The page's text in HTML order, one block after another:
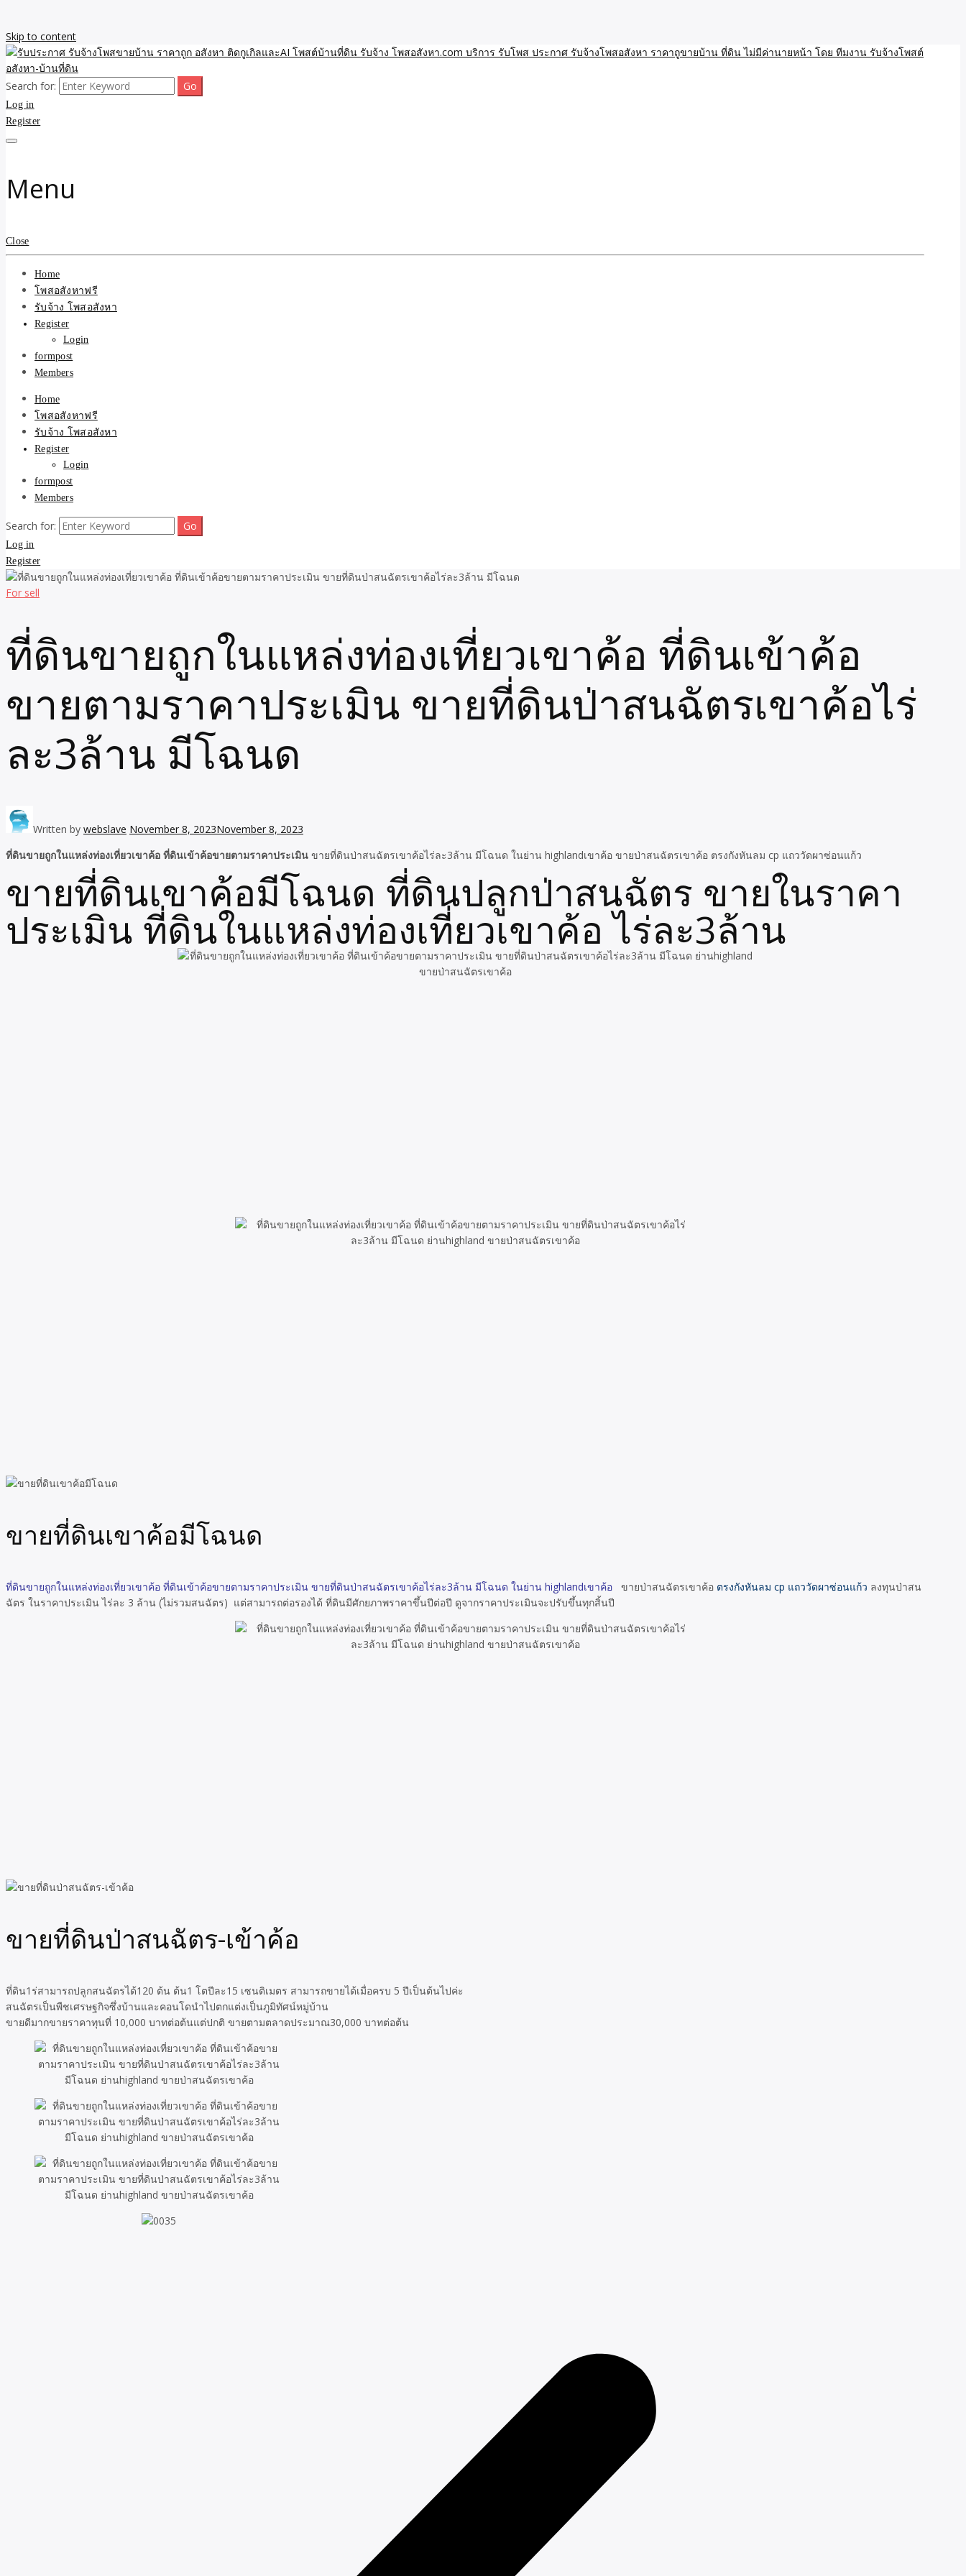
Skip to content
รับประกาศ รับจ้างโพสขายบ้าน ราคาถูก อสังหา ติดกูเกิลและAI โพสต์บ้านที่ดิน
รับจ้าง โพสอสังหา.com บริการ รับโพส ประกาศ รับจ้างโพสอสังหา ราคาถูขายบ้าน
รับจ้างโพสขายบ้าน ราคาถูก ประกาศ ขายอสังหา โฆษณา ไม่มีค่านายหน้า โพสอสังหา รับจ้างโพสขายบ้านบริการ รับจ้างโพสอสังหา ราคาถูก ขายบ้าน ขายที่ดิน เว็บประกาศ โพส โฆษณา ลงประกาศฟรี
Search for:
Log in
Register
Menu
Close
Home
โพสอสังหาฟรี
รับจ้าง โพสอสังหา
Register
Login
formpost
Members
Home
โพสอสังหาฟรี
รับจ้าง โพสอสังหา
Register
Login
formpost
Members
Search for:
Log in
Register
For sell
ที่ดินขายถูกในแหล่งท่องเที่ยวเขาค้อ ที่ดินเข้าค้อ
ขายตามราคาประเมิน ขายที่ดินป่าสนฉัตรเขาค้อไร่
ละ3ล้าน มีโฉนด
Written by webslave November 8, 2023November 8, 2023
ที่ดินขายถูกในแหล่งท่องเที่ยวเขาค้อ ที่ดินเข้าค้อขายตามราคาประเมิน ขายที่ดินป่าสนฉัตรเขาค้อไร่ละ3ล้าน มีโฉนด ในย่าน highlandเขาค้อ ขายป่าสนฉัตรเขาค้อ ตรงกังหันลม cp แถววัดผาซ่อนแก้ว
ขายที่ดินเขาค้อมีโฉนด ที่ดินปลูกป่าสนฉัตร ขายในราคา
ประเมิน ที่ดินในแหล่งท่องเที่ยวเขาค้อ ไร่ละ3ล้าน
ขายที่ดินเขาค้อมีโฉนด
ที่ดินขายถูกในแหล่งท่องเที่ยวเขาค้อ ที่ดินเข้าค้อขายตามราคาประเมิน ขายที่ดินป่าสนฉัตรเขาค้อไร่ละ3ล้าน มีโฉนด ในย่าน highlandเขาค้อ ขายป่าสนฉัตรเขาค้อ ตรงกังหันลม cp แถววัดผาซ่อนแก้ว ลงทุนป่าสน
ฉัตร ในราคาประเมิน ไร่ละ 3 ล้าน (ไม่รวมสนฉัตร) แต่สามารถต่อรองได้ ที่ดินมีศักยภาพราคาขึ้นปีต่อปี ดูจากราคาประเมินจะปรับขึ้นทุกสิ้นปี
ขายที่ดินป่าสนฉัตร-เข้าค้อ
ที่ดิน1ร่สามารถปลูกสนฉัตรได้120 ต้น ต้น1 โตปีละ15 เซนติเมตร สามารถขายได้เมื่อครบ 5 ปีเป็นต้นไปค่ะ
สนฉัตรเป็นพืชเศรษฐกิจซึ่งบ้านและคอนโดนำไปตกแต่งเป็นภูมิทัศน์หมู่บ้าน
ขายดีมากขายราคาทุนที่ 10,000 บาทต่อต้นแต่ปกติ ขายตามตลาดประมาณ30,000 บาทต่อต้น